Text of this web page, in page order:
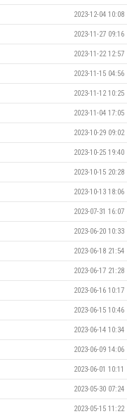
2023-12-04 10:08
2023-11-27 09:16
2023-11-22 12:57
2023-11-15 04:56
2023-11-12 10:25
2023-11-04 17:05
2023-10-29 09:02
2023-10-25 19:40
2023-10-15 20:28
2023-10-13 18:06
2023-07-31 16:07
2023-06-20 10:33
2023-06-18 21:54
2023-06-17 21:28
2023-06-16 10:17
2023-06-15 10:46
2023-06-14 10:34
2023-06-09 14:06
2023-06-01 10:11
2023-05-30 07:24
2023-05-15 11:22